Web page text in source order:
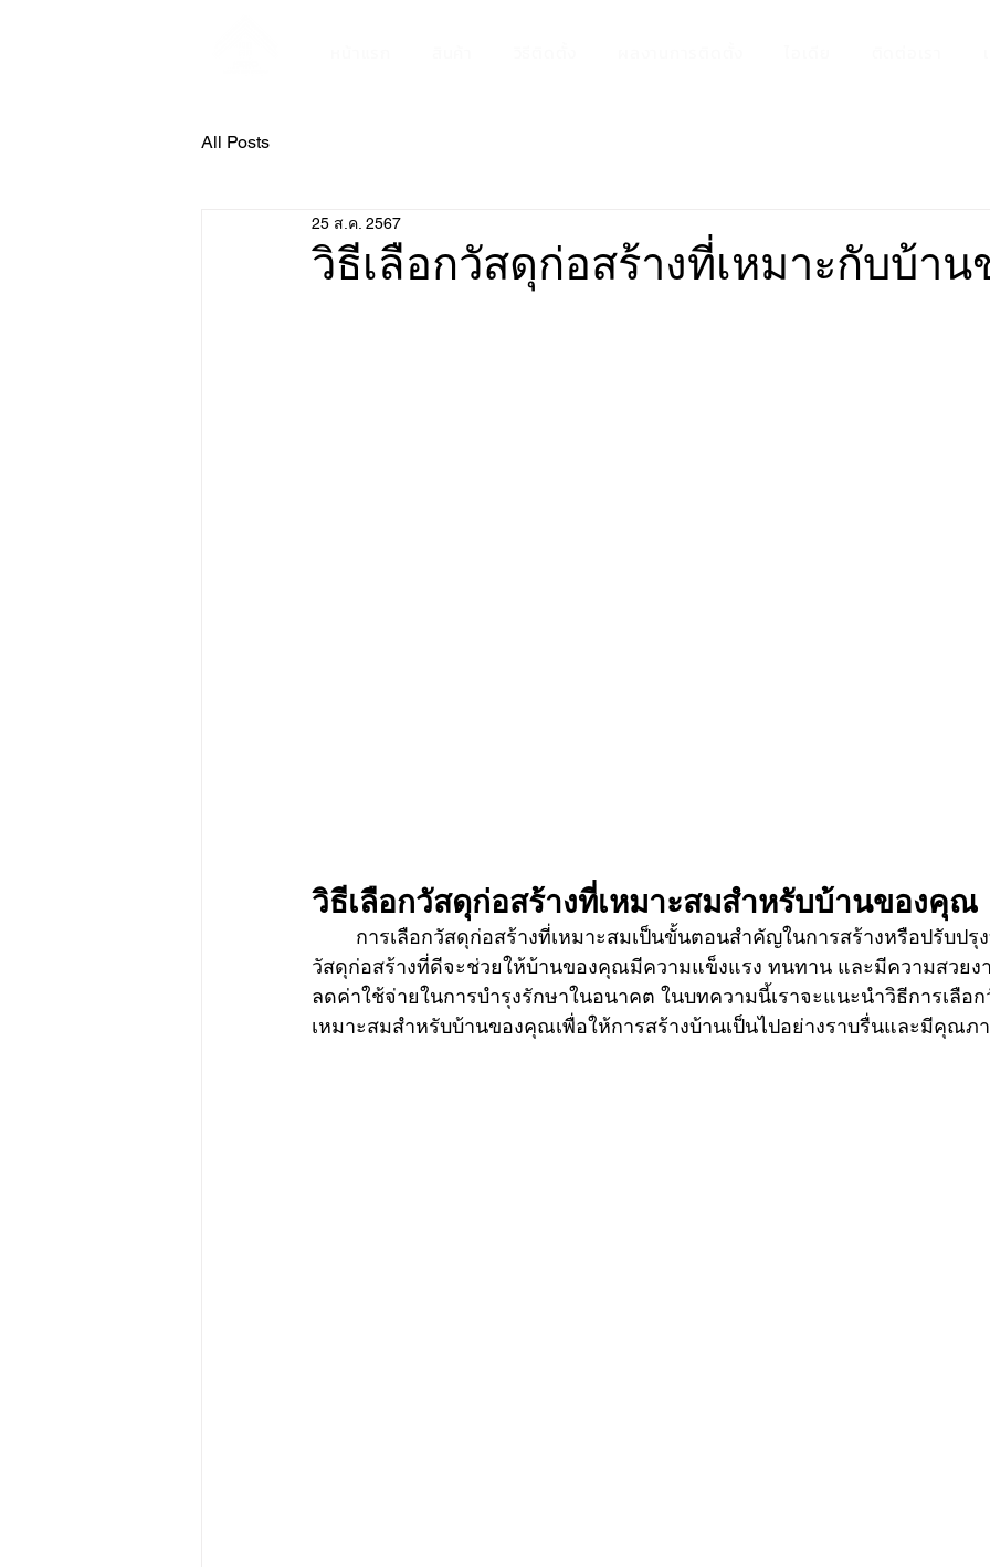
All Posts
วิธีเลือกวัสดุก่อสร้างที่เหมาะกับบ้า
25 ส.ค. 2567
วิธีเลือกวัสดุก่อสร้างที่เหมาะสมสำหรับบ้านของคุณ
วัสดุก่อสร้างที่ดีจะช่วยให้บ้านของคุณมีความแข็งแรง ทนทาน และมีความสวยง
ลดค่าใช้จ่ายในการบำรุงรักษาในอนาคต ในบทความนี้เราจะแนะนำวิธีการเลือ
เหมาะสมสำหรับบ้านของคุณเพื่อให้การสร้างบ้านเป็นไปอย่างราบรื่นและมีคุณภ